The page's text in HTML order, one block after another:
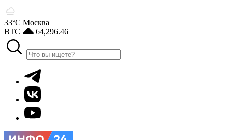
33°С Москва
BTC
64,296.46